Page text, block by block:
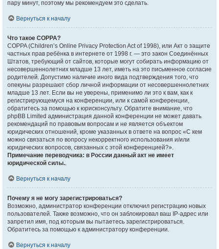
пару минут, поэтому мы рекомендуем это сделать.
Вернуться к началу
Что такое COPPA?
COPPA (Children’s Online Privacy Protection Act of 1998), или Акт о защите
частных прав ребёнка в интернете от 1998 г. — это закон Соединённых
Штатов, требующий от сайтов, которые могут собирать информацию от
несовершеннолетних младше 13 лет, иметь на это письменное согласие
родителей. Допустимо наличие иного вида подтверждения того, что
опекуны разрешают сбор личной информации от несовершеннолетних
младше 13 лет. Если вы не уверены, применимо ли это к вам, как к
регистрирующемуся на конференции, или к самой конференции,
обратитесь за помощью к юрисконсульту. Обратите внимание, что
phpBB Limited администрация данной конференции не может давать
рекомендаций по правовым вопросам и не является объектом
юридических отношений, кроме указанных в ответе на вопрос «С кем
можно связаться по вопросу некорректного использования и/или
юридических вопросов, связанных с этой конференцией?».
Примечание переводчика: в России данный акт не имеет
юридической силы..
Вернуться к началу
Почему я не могу зарегистрироваться?
Возможно, администратор конференции отключил регистрацию новых
пользователей. Также возможно, что он заблокировал ваш IP-адрес или
запретил имя, под которым вы пытаетесь зарегистрироваться.
Обратитесь за помощью к администратору конференции.
Вернуться к началу